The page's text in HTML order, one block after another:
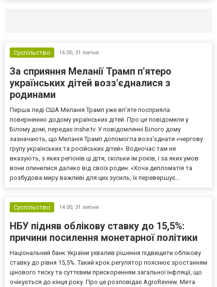
Суспільство 16:00, 31 липня
За сприяння Меланії Трамп п'ятеро
українських дітей возз'єдналися з
родинами
Перша леді США Меланія Трамп уже впʼяте посприяла
поверненню додому українських дітей. Про це повідомили у
Білому домі, передає inshe.tv. У повідомленні Білого дому
зазначають, що Меланія Трамп допомогла возз’єднати «чергову
групу українських та російських дітей». Водночас там не
вказують, з яких регіонів ці діти, скільки їм років, і за яких умов
вони опинилися далеко від своїх родин. «Хоча дипломатія та
розбудова миру важливі для цих зусиль, їх перевершує...
Суспільство 14:00, 31 липня
НБУ підняв облікову ставку до 15,5%:
причини посилення монетарної політики
Національний банк України ухвалив рішення підвищити облікову
ставку до рівня 15,5%. Такий крок регулятор пояснює зростанням
цінового тиску та суттєвим прискоренням загальної інфляції, що
очікується до кінця року. Про це розповідає AgroReview. Мета